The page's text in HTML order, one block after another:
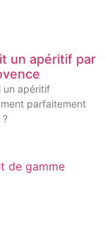
un apéritif par
un apéritif
parfaitement
?